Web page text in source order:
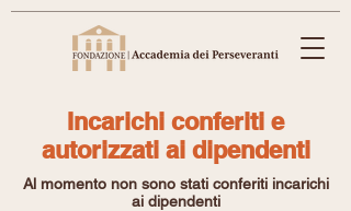
Incarichi conferiti e
autorizzati ai dipendenti
Al momento non sono stati conferiti incarichi
ai dipendenti